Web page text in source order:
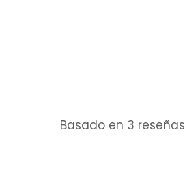
Basado en 3 reseñas